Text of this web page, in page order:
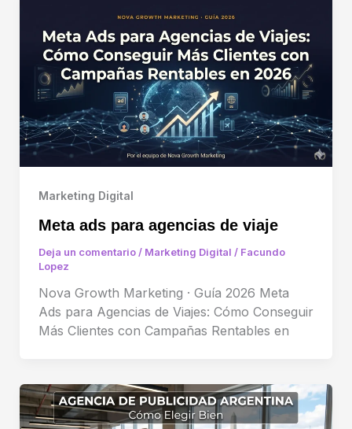
Marketing Digital
Meta ads para agencias de viaje
Deja un comentario / Marketing Digital / Facundo
Lopez
Nova Growth Marketing · Guía 2026 Meta
Ads para Agencias de Viajes: Cómo Conseguir
Más Clientes con Campañas Rentables en